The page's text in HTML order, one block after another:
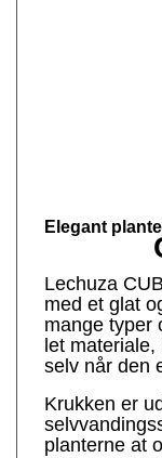
Elegant
Lechuza
med et glat
mange typer
let
selv når den
Krukken er
planterne at